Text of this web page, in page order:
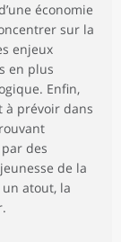
économie
sur la
enjeux
en plus
Enfin,
à prévoir dans
des
de la
atout, la